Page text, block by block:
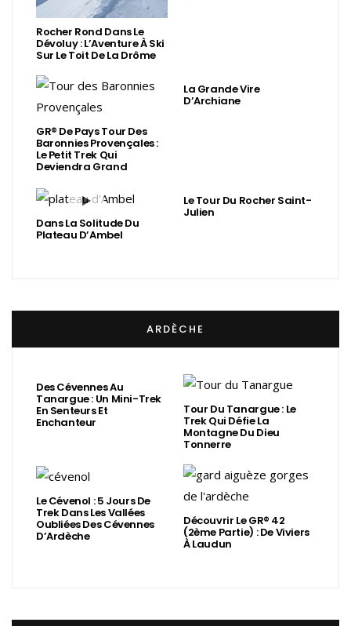
Rocher Rond Dans Le
Dévoluy : L’Aventure À Ski
Sur Le Toit De La Drôme
GR® De Pays Tour Des
Baronnies Provençales :
Le Petit Trek Qui
Deviendra Grand
La Grande Vire
D’Archiane
Dans La Solitude Du
Plateau D’Ambel
Le Tour Du Rocher Saint-
Julien
ARDÈCHE
Des Cévennes Au
Tanargue : Un Mini-Trek
En Senteurs Et
Enchanteur
Tour Du Tanargue : Le
Trek Qui Défie La
Montagne Du Dieu
Tonnerre
Le Cévenol : 5 Jours De
Trek Dans Les Vallées
Oubliées Des Cévennes
D’Ardèche
Découvrir Le GR® 42
(2ème Partie) : De Viviers
À Laudun